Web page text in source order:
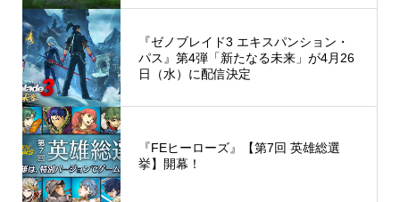
『ゼノブレイド3 エキスパンション・
パス』第4弾「新たなる未来」が4月26
日（水）に配信決定
『FEヒーローズ』【第7回 英雄総選
挙】開幕！